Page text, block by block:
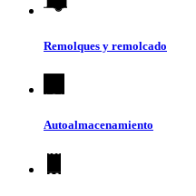
Remolques y remolcado
Autoalmacenamiento